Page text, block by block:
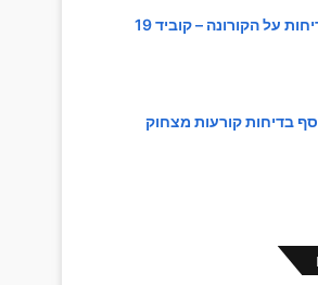
על הקורונה – קוביד 19
בדיחות קורעות מצחוק